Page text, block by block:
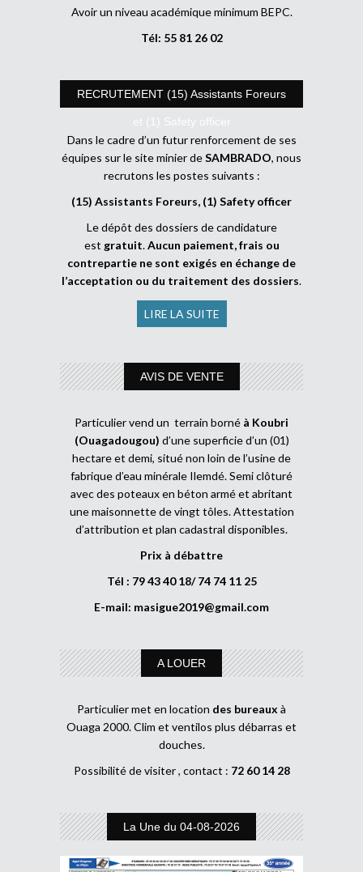
Avoir un niveau académique minimum BEPC.
Tél: 55 81 26 02
RECRUTEMENT (15) Assistants Foreurs
et (1) Safety officer
Dans le cadre d’un futur renforcement de ses
équipes sur le site minier deSAMBRADO, nous
recrutons les postes suivants :
(15) Assistants Foreurs, (1) Safety officer
Le dépôt des dossiers de candidature
est gratuit.Aucun paiement, frais ou
contrepartie ne sont exigés en échange de
l’acceptation ou du traitement des dossiers.
LIRE LA SUITE
AVIS DE VENTE
Particulier vend un terrain borné à Koubri
(Ouagadougou) d’une superficie d’un (01)
hectare et demi, situé non loin de l’usine de
fabrique d’eau minérale Ilemdé. Semi clôturé
avec des poteaux en béton armé et abritant
une maisonnette de vingt tôles. Attestation
d’attribution et plan cadastral disponibles.
Prix à débattre
Tél : 79 43 40 18/ 74 74 11 25
E-mail: masigue2019@gmail.com
A LOUER
Particulier met en location des bureaux à
Ouaga 2000. Clim et ventilos plus débarras et
douches.
Possibilité de visiter , contact : 72 60 14 28
La Une du 04-08-2026